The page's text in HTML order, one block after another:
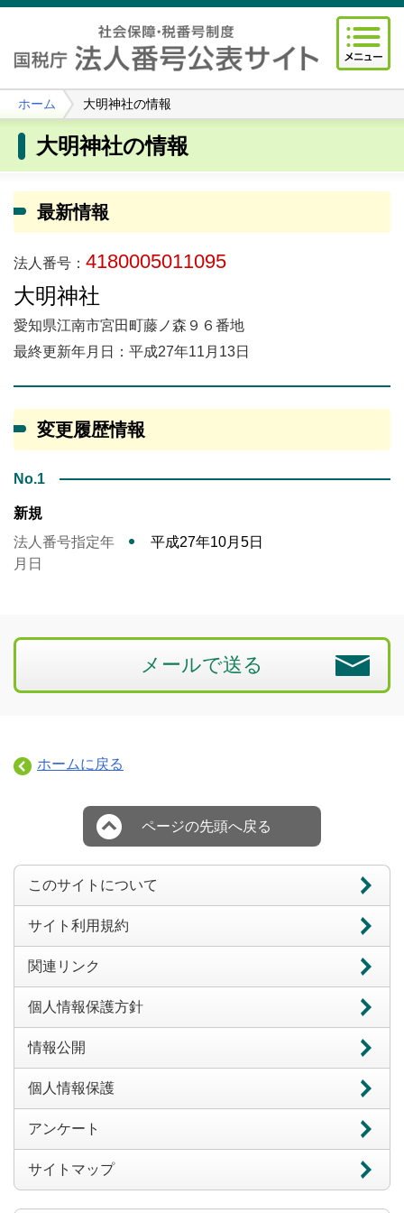
ホーム 大明神社の情報
大明神社の情報
最新情報
法人番号： 4180005011095
大明神社
愛知県江南市宮田町藤ノ森９６番地
最終更新年月日：平成27年11月13日
変更履歴情報
No.1
新規
法人番号指定年
月日
平成27年10月5日
メールで送る
ホームに戻る
ページの先頭へ戻る
このサイトについて
サイト利用規約
関連リンク
個人情報保護方針
情報公開
個人情報保護
アンケート
サイトマップ